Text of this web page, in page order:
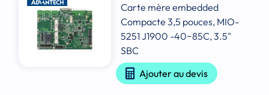
Carte mère embedded
Compacte 3,5 pouces, MIO-
5251 J1900 -40~85C, 3.5"
SBC
Ajouter au devis